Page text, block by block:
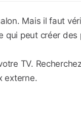
Mais il faut
qui peut créer des
TV.
externe.